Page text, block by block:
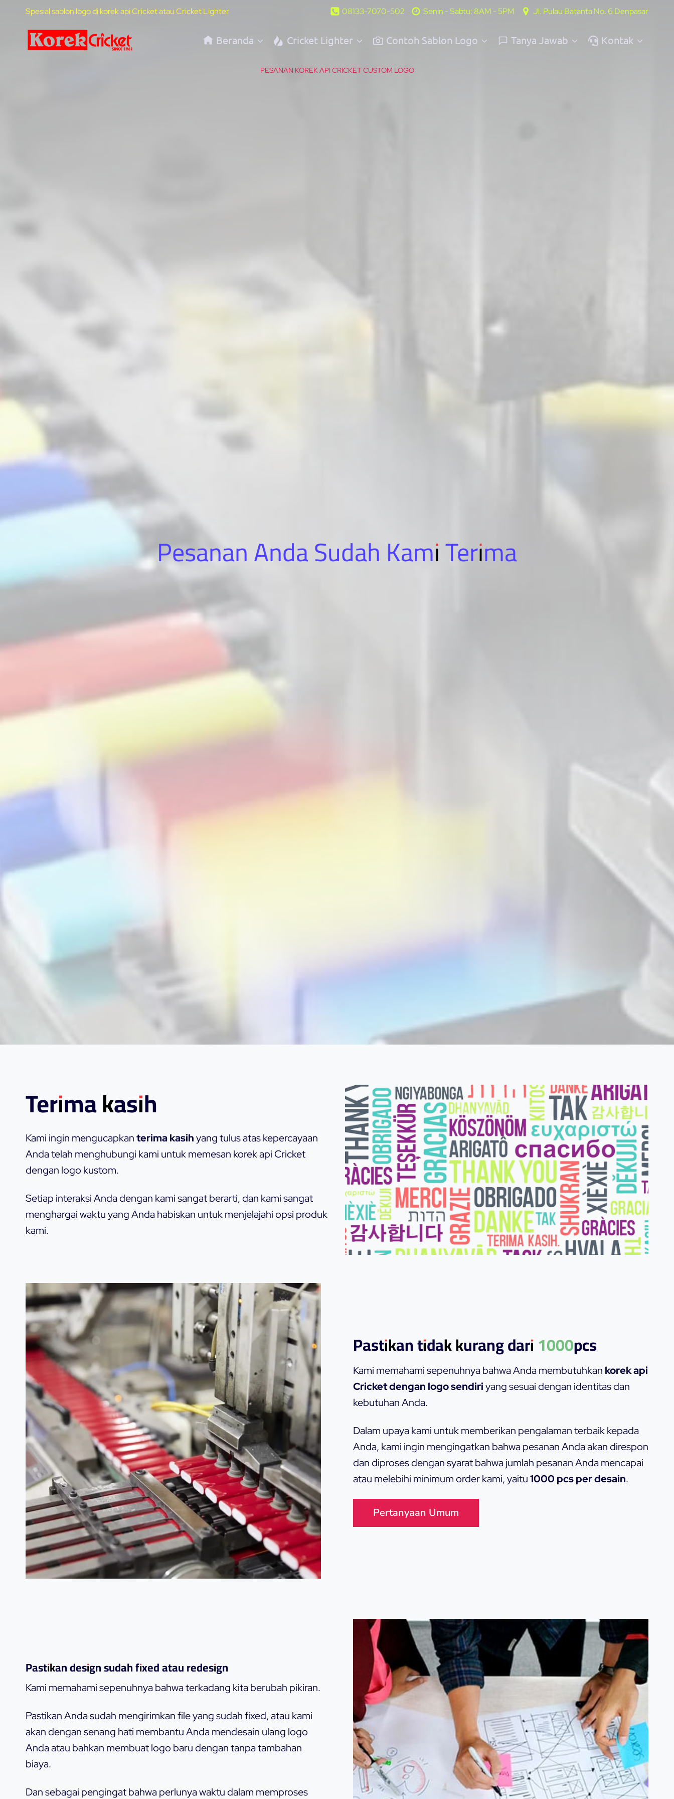
Spesial sablon logo di korek api Cricket atau Cricket Lighter 08133-7070-502 Senin - Sabtu: 8AM - 5PM Jl. Pulau Batanta No. 6 Denpasar
Beranda Cricket Lighter Contoh Sablon Logo Tanya Jawab Kontak
PESANAN KOREK API CRICKET CUSTOM LOGO
Pesanan Anda Sudah Kami Terima
Terima kasih
Kami ingin mengucapkanterima kasihyang tulus atas kepercayaan
Anda telah menghubungi kami untuk memesan korek api Cricket
dengan logo kustom.
Setiap interaksi Anda dengan kami sangat berarti, dan kami sangat
menghargai waktu yang Anda habiskan untuk menjelajahi opsi produk
kami.
Pastikan tidak kurang dari 1000pcs
Kami memahami sepenuhnya bahwa Anda membutuhkan korek api
Cricket dengan logo sendiriyang sesuai dengan identitas dan
kebutuhan Anda.
Dalam upaya kami untuk memberikan pengalaman terbaik kepada
Anda, kami ingin mengingatkan bahwa pesanan Anda akan direspon
dan diproses dengan syarat bahwa jumlah pesanan Anda mencapai
atau melebihi minimum order kami, yaitu1000 pcs per desain.
Pertanyaan Umum
Pastikan design sudah fixed atau redesign
Kami memahami sepenuhnya bahwa terkadang kita berubah pikiran.
Pastikan Anda sudah mengirimkan file yang sudah fixed, atau kami
akan dengan senang hati membantu Anda mendesain ulang logo
Anda atau bahkan membuat logo baru dengan tanpa tambahan
biaya.
Dan sebagai pengingat bahwa perlunya waktu dalam memproses